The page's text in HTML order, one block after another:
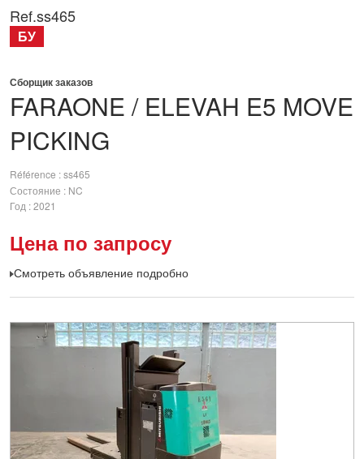
FARAONE / ELEVAH E5 MOVE
PICKING
Сборщик заказов
Référence ss465
Состояние
NC
Год 2021
Цена по запросу
Смотреть объявление подробно
Ref.ss465
БУ